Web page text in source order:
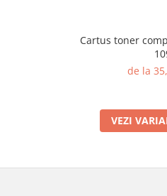
Cartus toner
de la
VEZI